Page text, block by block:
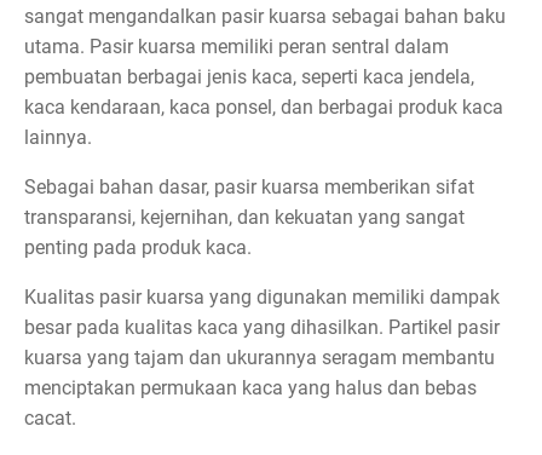
sangat mengandalkan pasir kuarsa sebagai bahan baku
utama. Pasir kuarsa memiliki peran sentral dalam
pembuatan berbagai jenis kaca, seperti kaca jendela,
kaca kendaraan, kaca ponsel, dan berbagai produk kaca
lainnya.
Sebagai bahan dasar, pasir kuarsa memberikan sifat
transparansi, kejernihan, dan kekuatan yang sangat
penting pada produk kaca.
Kualitas pasir kuarsa yang digunakan memiliki dampak
besar pada kualitas kaca yang dihasilkan. Partikel pasir
kuarsa yang tajam dan ukurannya seragam membantu
menciptakan permukaan kaca yang halus dan bebas
cacat.